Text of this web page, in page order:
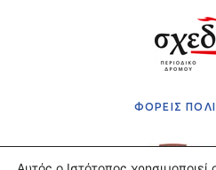
ΦΟΡΕΙΣ